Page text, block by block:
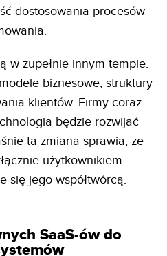
dostosowania procesów
w zupełnie innym tempie.
biznesowe, struktury
klientów. Firmy coraz
będzie rozwijać
ta zmiana sprawia, że
użytkownikiem
się jego współtwórcą.
SaaS-ów do